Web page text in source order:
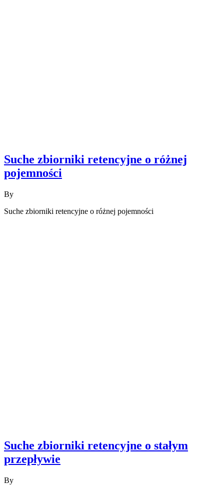
Suche zbiorniki retencyjne o różnej
pojemności
By
Suche zbiorniki retencyjne o różnej pojemności
Suche zbiorniki retencyjne o stałym
przepływie
By